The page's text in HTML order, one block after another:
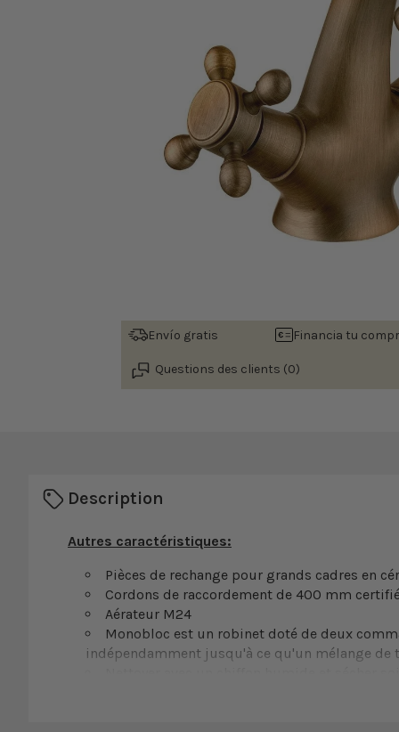
Envío gratis Financia tu
Questions des clients (0)
Description
Autres caractéristiques:
Pièces de rechange pour grands cadres en
Cordons de raccordement de 400 mm
Aérateur M24
Monobloc est un robinet doté de deux
indépendamment jusqu'à ce qu'un mélange